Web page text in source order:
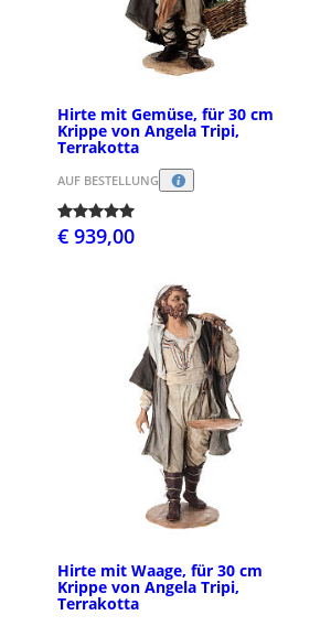
Hirte mit Gemüse, für 30 cm
Krippe von Angela Tripi,
Terrakotta
AUF BESTELLUNG
€ 939,00
Hirte mit Waage, für 30 cm
Krippe von Angela Tripi,
Terrakotta